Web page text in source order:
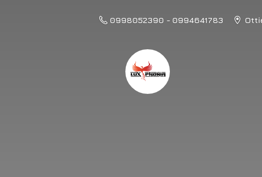
0998052390 - 0994641783